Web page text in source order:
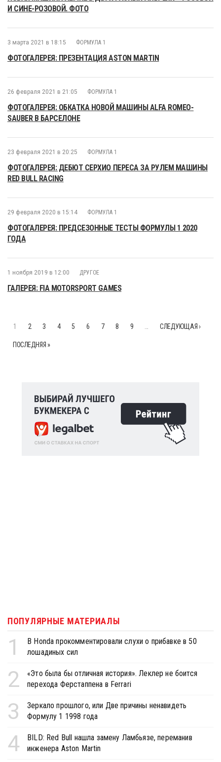
И СИНЕ-РОЗОВОЙ. ФОТО
3 марта 2021 в 18:15 ФОРМУЛА 1
ФОТОГАЛЕРЕЯ: ПРЕЗЕНТАЦИЯ ASTON MARTIN
26 февраля 2021 в 21:05 ФОРМУЛА 1
ФОТОГАЛЕРЕЯ: ОБКАТКА НОВОЙ МАШИНЫ ALFA ROMEO-
SAUBER В БАРСЕЛОНЕ
23 февраля 2021 в 20:25 ФОРМУЛА 1
ФОТОГАЛЕРЕЯ: ДЕБЮТ СЕРХИО ПЕРЕСА ЗА РУЛЕМ МАШИНЫ
RED BULL RACING
29 февраля 2020 в 15:14 ФОРМУЛА 1
ФОТОГАЛЕРЕЯ: ПРЕДСЕЗОННЫЕ ТЕСТЫ ФОРМУЛЫ 1 2020
ГОДА
1 ноября 2019 в 12:00 ДРУГОЕ
ГАЛЕРЕЯ: FIA MOTORSPORT GAMES
1 2 3 4 5 6 7 8 9 СЛЕДУЮЩАЯ ›
ПОСЛЕДНЯЯ »
ПОПУЛЯРНЫЕ МАТЕРИАЛЫ
1
В Honda прокомментировали слухи о прибавке в 50
лошадиных сил
2
«Это была бы отличная история». Леклер не боится
перехода Ферстаппена в Ferrari
3
Зеркало прошлого, или Две причины ненавидеть
Формулу 1 1998 года
4
BILD: Red Bull нашла замену Ламбьязе, переманив
инженера Aston Martin